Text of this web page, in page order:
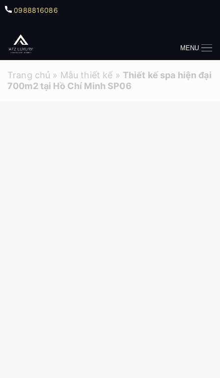
0988816086
MENU
Trang chủ » Mẫu thiết kế » Thiết kế spa hiện đại
700m2 tại Hồ Chí Minh SP06